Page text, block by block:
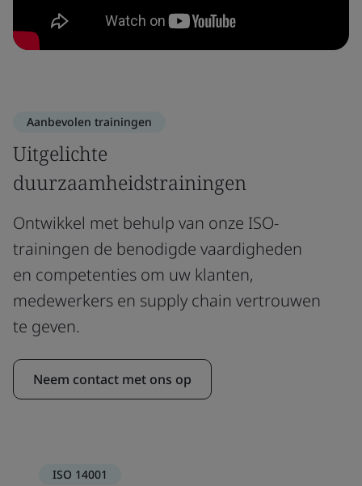
Aanbevolen trainingen
Uitgelichte
duurzaamheidstrainingen
Ontwikkel met behulp van onze ISO-
trainingen de benodigde vaardigheden
en competenties om uw klanten,
medewerkers en supply chain vertrouwen
te geven.
Neem contact met ons op
ISO 14001